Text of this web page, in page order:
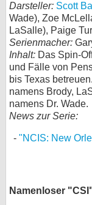
Darsteller: Scott
Wade), Zoe
LaSalle), Paige
Serienmacher:
Inhalt: Das Spin-
und Fälle von
bis Texas
namens Brody,
namens Dr. Wade.
News zur Serie:
"NCIS: New
Namenloser